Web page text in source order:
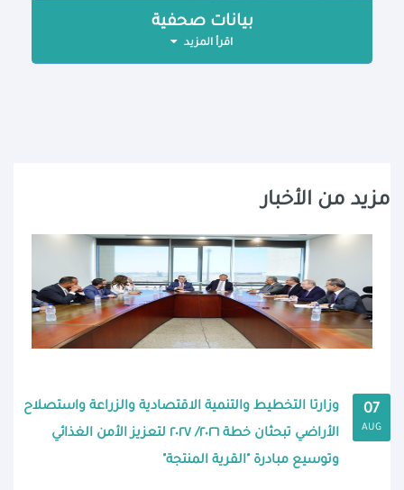
بيانات صحفية
اقرأ المزيد
مزيد من الأخبار
07
AUG
وزارتا التخطيط والتنمية الاقتصادية والزراعة واستصلاح
الأراضي تبحثان خطة ٢٠٢٦/ ٢٠٢٧ لتعزيز الأمن الغذائي
وتوسيع مبادرة "القرية المنتجة"